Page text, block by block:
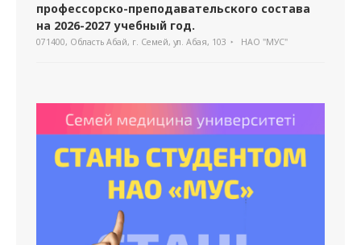
профессорско-преподавательского состава
на 2026-2027 учебный год.
071400, Область Абай, г. Семей, ул. Абая, 103 НАО "МУС"